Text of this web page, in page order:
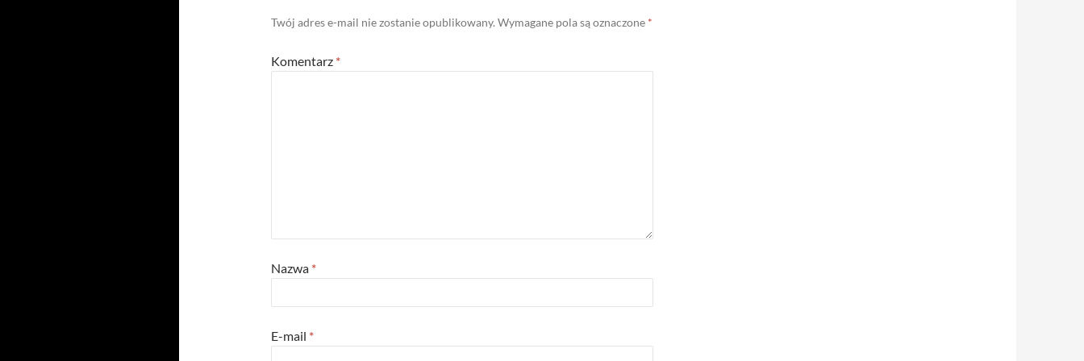
Twój adres e-mail nie zostanie opublikowany. Wymagane pola są oznaczone *
Komentarz *
Nazwa *
E-mail *